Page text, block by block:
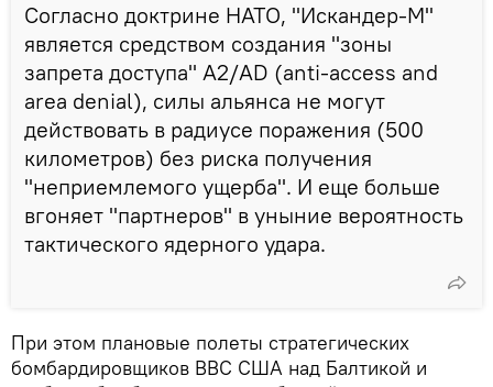
Согласно доктрине НАТО, "Искандер-М"
является средством создания "зоны
запрета доступа" A2/AD (anti-access and
area denial), силы альянса не могут
действовать в радиусе поражения (500
километров) без риска получения
"неприемлемого ущерба". И еще больше
вгоняет "партнеров" в уныние вероятность
тактического ядерного удара.
При этом плановые полеты стратегических
бомбардировщиков ВВС США над Балтикой и